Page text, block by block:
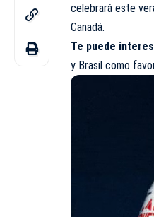
celebrará este
Canadá.
Te puede
y Brasil como